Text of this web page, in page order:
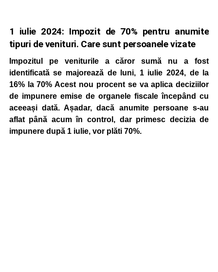
1 iulie 2024: Impozit de 70% pentru anumite
tipuri de venituri. Care sunt persoanele vizate
Impozitul pe veniturile a căror sumă nu a fost
identificată se majorează de luni, 1 iulie 2024, de la
16% la 70% Acest nou procent se va aplica deciziilor
de impunere emise de organele fiscale începând cu
aceeași dată. Așadar, dacă anumite persoane s-au
aflat până acum în control, dar primesc decizia de
impunere după 1 iulie, vor plăti 70%.